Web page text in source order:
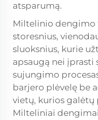
atsparumą.
Miltelinio dengimo
storesnius,
sluoksnius, kurie
apsaugą nei įprasti
sujungimo
barjero plėvelę be
vietų, kurios galėtų
Milteliniai